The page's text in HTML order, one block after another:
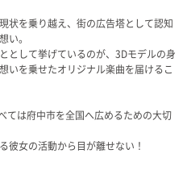
状を乗り越え、街の広告塔として認知
い。
として挙げているのが、3Dモデルの身
いを乗せたオリジナル楽曲を届けるこ
ては府中市を全国へ広めるための大切
彼女の活動から目が離せない！